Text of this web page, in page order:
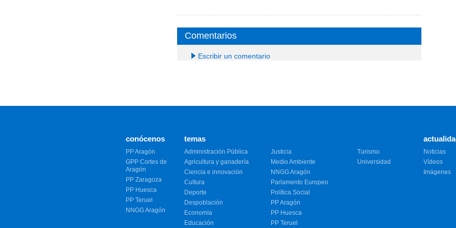
Comentarios
Escribir un comentario
conócenos
PP Aragón
GPP Cortes de
Aragón
PP Zaragoza
PP Huesca
PP Teruel
NNGG Aragón
temas
Administración Pública
Agricultura y ganadería
Ciencia e innovación
Cultura
Deporte
Despoblación
Economía
Educación
Justicia
Medio Ambiente
NNGG Aragón
Parlamento Europeo
Política Social
PP Aragón
PP Huesca
PP Teruel
Turismo
Universidad
Noticias
Vídeos
Imágenes